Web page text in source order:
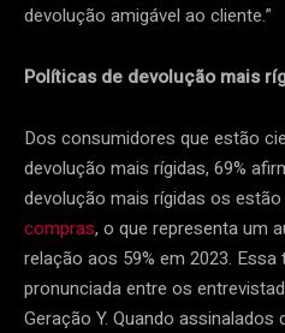
devolução amigável ao cliente.”
Políticas de devolução mais
Dos consumidores que estão
devolução mais rígidas, 69%
devolução mais rígidas os
compras, o que representa um
relação aos 59% em 2023. Essa
pronunciada entre os
Geração Y. Quando